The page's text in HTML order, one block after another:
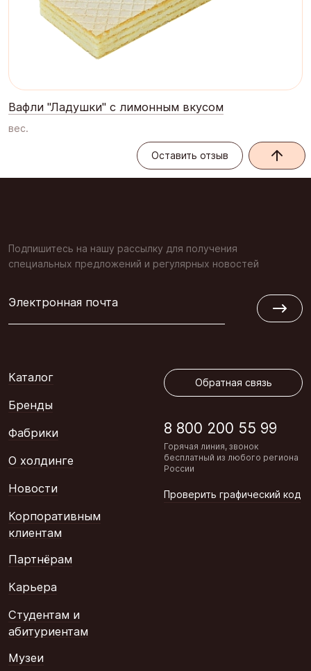
Вафли "Ладушки" с лимонным вкусом
вес.
Оставить отзыв
Подпишитесь на нашу рассылку для получения
специальных предложений и регулярных новостей
Электронная почта
Каталог
Бренды
Фабрики
О холдинге
Новости
Корпоративным
клиентам
Партнёрам
Карьера
Студентам и
абитуриентам
Музеи
Обратная связь
8 800 200 55 99
Горячая линия, звонок
бесплатный из любого региона
России
Проверить графический код